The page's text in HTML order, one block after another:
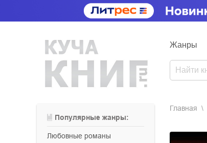
Жанры
Популярные жанры:
любовные романы
Главная